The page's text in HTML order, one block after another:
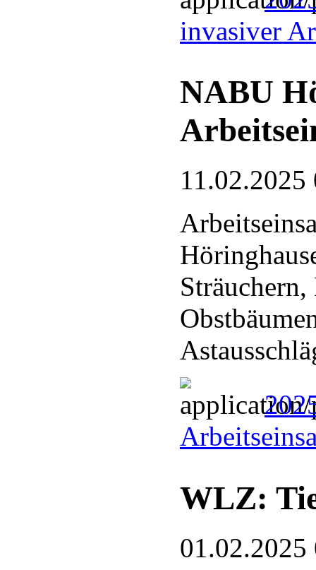
invasiver
NABU
11.02.2025
WLZ:
01.02.2025